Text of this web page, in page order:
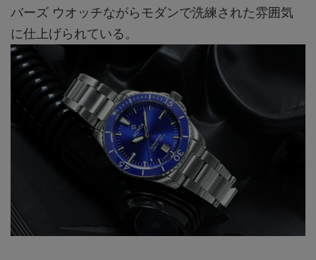
バーズ ウオッチながらモダンで洗練された雰囲気
に仕上げられている。